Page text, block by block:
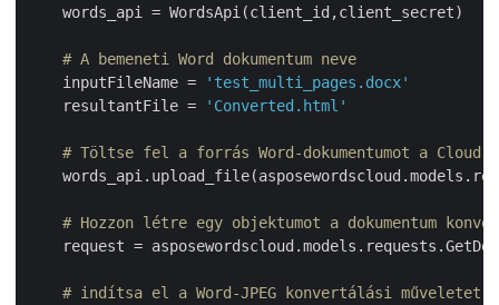
    words_api = WordsApi(client_id,client_secret)
# A bemeneti Word dokumentum neve
    inputFileName =
'test_multi_pages.docx'
    resultantFile =
'Converted.html'
# Töltse fel a forrás Word-dokumentumot a Cloud
# Hozzon létre egy objektumot a dokumentum
request =
# indítsa el a Word-JPEG konvertálási műveletet